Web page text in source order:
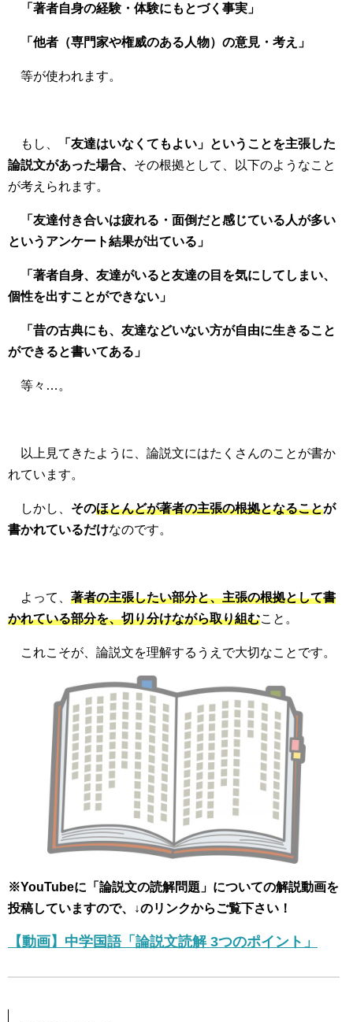
「著者自身の経験・体験にもとづく事実」
「他者（専門家や権威のある人物）の意見・考え」
等が使われます。
もし、
「友達はいなくてもよい」ということを主張した
論説文があった場合、 その根拠として、以下のようなこと
が考えられます。
「友達付き合いは疲れる・面倒だと感じている人が多い
というアンケート結果が出ている」
「著者自身、友達がいると友達の目を気にしてしまい、
個性を出すことができない」
「昔の古典にも、友達などいない方が自由に生きること
ができると書いてある」
等々…。
以上見てきたように、論説文にはたくさんのことが書か
れています。
しかし、 そのほとんどが著者の主張の根拠となることが
書かれているだけなのです。
よって、 著者の主張したい部分と、主張の根拠として書
かれている部分を、切り分けながら取り組むこと。
これこそが、論説文を理解するうえで大切なことです。
※YouTubeに「論説文の読解問題」についての解説動画を
投稿していますので、↓のリンクからご覧下さい！
【動画】中学国語「論説文読解 3つのポイント」